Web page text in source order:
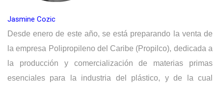
Jasmine Cozic
Desde enero de este año, se está preparando la venta de
la empresa Polipropileno del Caribe (Propilco), dedicada a
la producción y comercialización de materias primas
esenciales para la industria del plástico, y de la cual